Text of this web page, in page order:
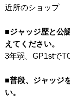
近所のショップ
■ジャッジ歴と公
えてください。
3年弱。GP1stで
■普段、ジャッジ
い。